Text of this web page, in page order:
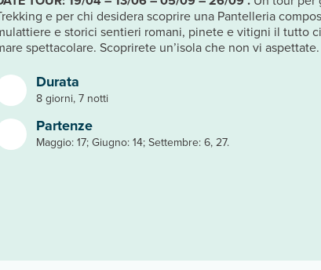
Durata
8 giorni, 7 notti
Partenze
Maggio: 17; Giugno: 14; Settembre: 6, 27.
e per chi desidera scoprire una Pantelleria
e storici sentieri romani, pinete e vitigni il tutto
spettacolare. Scoprirete un’isola che non vi aspettate.